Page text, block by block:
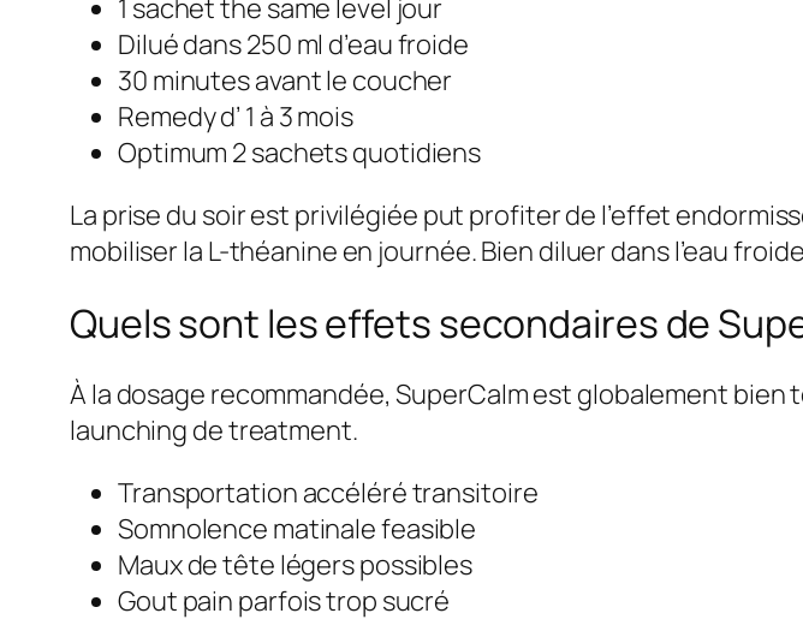
1 sachet the same level jour
Dilué dans 250 ml d’eau froide
30 minutes avant le coucher
Remedy d’ 1 à 3 mois
Optimum 2 sachets quotidiens
La prise du soir est privilégiée put profiter de l’effet
mobiliser la L-théanine en journée. Bien diluer dans l’eau
Quels sont les effets secondaires de
À la dosage recommandée, SuperCalm est globalement
launching de treatment.
Transportation accéléré transitoire
Somnolence matinale feasible
Maux de tête légers possibles
Gout pain parfois trop sucré